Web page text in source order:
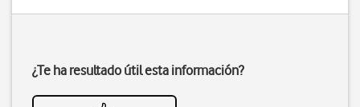
¿Te ha resultado útil esta información?